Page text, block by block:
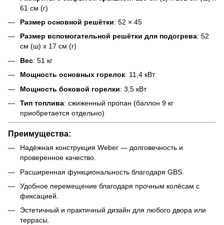
61 см (г)
Размер основной решётки: 52 × 45
Размер вспомогательной решётки для подогрева: 52
см (ш) x 17 см (г)
Вес: 51 кг
Мощность основных горелок: 11,4 кВт
Мощность боковой горелки: 3,5 кВт
Тип топлива: сжиженный пропан (баллон 9 кг
приобретается отдельно)
Преимущества:
Надёжная конструкция Weber — долговечность и
проверенное качество.
Расширенная функциональность благодаря GBS.
Удобное перемещение благодаря прочным колёсам с
фиксацией.
Эстетичный и практичный дизайн для любого двора или
террасы.